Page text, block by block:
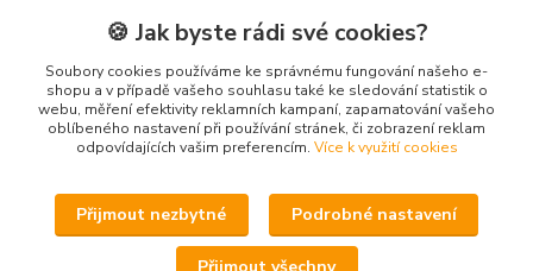
Kontakty
Ivana Husáková
🍪 Jak byste rádi své cookies?
Soubory cookies používáme ke správnému fungování našeho e-
shopu a v případě vašeho souhlasu také ke sledování statistik o
webu, měření efektivity reklamních kampaní, zapamatování vašeho
oblíbeného nastavení při používání stránek, či zobrazení reklam
odpovídajících vašim preferencím. Více k využití cookies
Přijmout nezbytné Podrobné nastavení